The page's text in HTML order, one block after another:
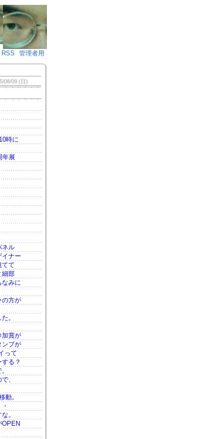
♪)÷2
RSS 管理者用
08/09 (日)
時に
展
ネル
イナー
てて
細部
なみに
方が
。
賞が
ンプが
って
る？
、
動。
。